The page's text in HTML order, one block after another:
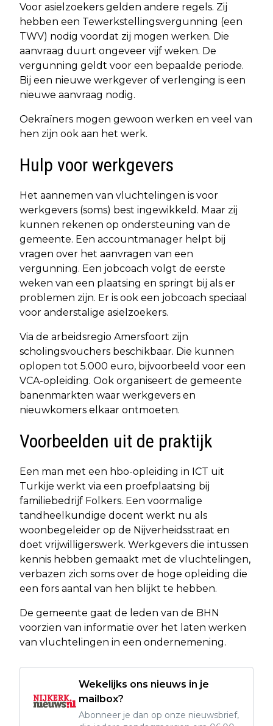
Voor asielzoekers gelden andere regels. Zij
hebben een Tewerkstellingsvergunning (een
TWV) nodig voordat zij mogen werken. Die
aanvraag duurt ongeveer vijf weken. De
vergunning geldt voor een bepaalde periode.
Bij een nieuwe werkgever of verlenging is een
nieuwe aanvraag nodig.
Oekraïners mogen gewoon werken en veel van
hen zijn ook aan het werk.
Hulp voor werkgevers
Het aannemen van vluchtelingen is voor
werkgevers (soms) best ingewikkeld. Maar zij
kunnen rekenen op ondersteuning van de
gemeente. Een accountmanager helpt bij
vragen over het aanvragen van een
vergunning. Een jobcoach volgt de eerste
weken van een plaatsing en springt bij als er
problemen zijn. Er is ook een jobcoach speciaal
voor anderstalige asielzoekers.
Via de arbeidsregio Amersfoort zijn
scholingsvouchers beschikbaar. Die kunnen
oplopen tot 5.000 euro, bijvoorbeeld voor een
VCA-opleiding. Ook organiseert de gemeente
banenmarkten waar werkgevers en
nieuwkomers elkaar ontmoeten.
Voorbeelden uit de praktijk
Een man met een hbo-opleiding in ICT uit
Turkije werkt via een proefplaatsing bij
familiebedrijf Folkers. Een voormalige
tandheelkundige docent werkt nu als
woonbegeleider op de Nijverheidsstraat en
doet vrijwilligerswerk. Werkgevers die intussen
kennis hebben gemaakt met de vluchtelingen,
verbazen zich soms over de hoge opleiding die
een fors aantal van hen blijkt te hebben.
De gemeente gaat de leden van de BHN
voorzien van informatie over het laten werken
van vluchtelingen in een ondernemening.
Wekelijks ons nieuws in je
mailbox?
Abonneer je dan op onze nieuwsbrief,